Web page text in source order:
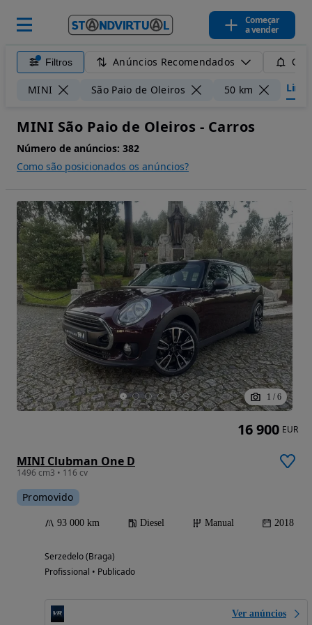
Começar
a vender
Filtros Anúncios Recomendados
MINI São Paio de Oleiros 50 km
MINI São Paio de Oleiros - Carros
Número de anúncios: 382
Como são posicionados os anúncios?
1 / 6
MINI Clubman One D
1496 cm3 • 116 cv
Promovido
93 000 km Diesel Manual 2018
Serzedelo (Braga)
Profissional • Publicado
Ver anúncios
16 900 EUR